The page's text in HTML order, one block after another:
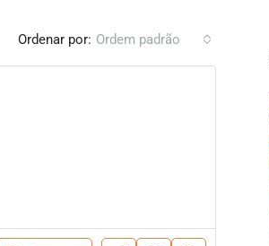
Ordenar por: Ordem padrão